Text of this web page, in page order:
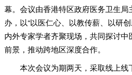
幕。会议由香港特区政府医务卫生
办，以“以医仁心、以教传薪、以研
内外专家学者齐聚现场，共同探讨
前景，推动跨地区深度合作。
本次会议为期两天，采取线上线